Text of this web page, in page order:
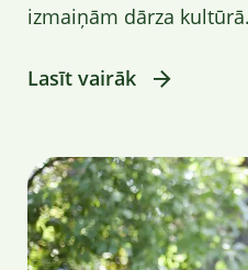
izmaiņām dārza kultūrā.
Lasīt vairāk